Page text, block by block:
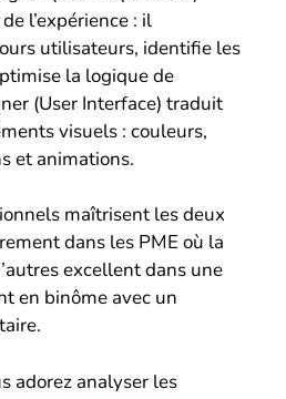
l’expérience : il
utilisateurs, identifie les
la logique de
(User Interface) traduit
visuels : couleurs,
et animations.
maîtrisent les deux
dans les PME où la
excellent dans une
en binôme avec un
adorez analyser les